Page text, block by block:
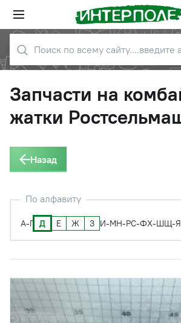
Запчасти на
жатки
Назад
По алфавиту
А-Г Д Е Ж З И-МН-РС-ФХ-ШЩ-Я